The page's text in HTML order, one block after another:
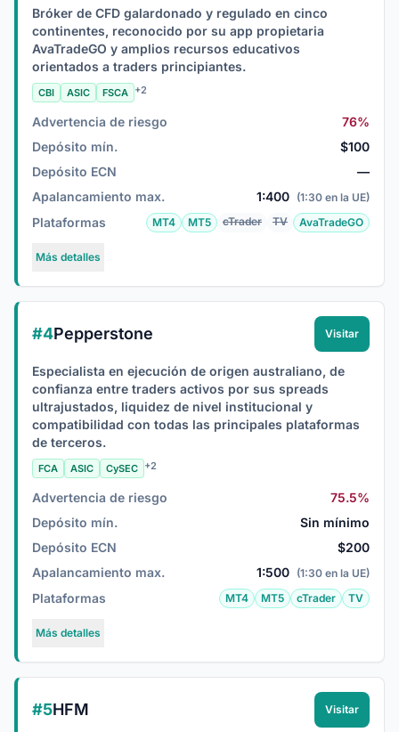
Bróker de CFD galardonado y regulado en cinco
continentes, reconocido por su app propietaria
AvaTradeGO y amplios recursos educativos
orientados a traders principiantes.
CBI ASIC FSCA +2
Advertencia de riesgo
76%
Depósito mín.
$100
Depósito ECN
—
Apalancamiento max.
1:400 (1:30 en la UE)
Plataformas MT4 MT5 cTrader TV AvaTradeGO
Más detalles
#4Pepperstone Visitar
Especialista en ejecución de origen australiano, de
confianza entre traders activos por sus spreads
ultrajustados, liquidez de nivel institucional y
compatibilidad con todas las principales plataformas
de terceros.
FCA ASIC CySEC +2
Advertencia de riesgo
75.5%
Depósito mín.
Sin mínimo
Depósito ECN
$200
Apalancamiento max.
1:500 (1:30 en la UE)
Plataformas MT4 MT5 cTrader TV
Más detalles
#5HFM Visitar